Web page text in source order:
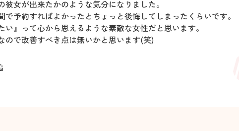
彼女が出来たかのような気分になりました。
で予約すればよかったとちょっと後悔してしまったくらいです。
い』って心から思えるような素敵な女性だと思います。
ので改善すべき点は無いかと思います(笑)